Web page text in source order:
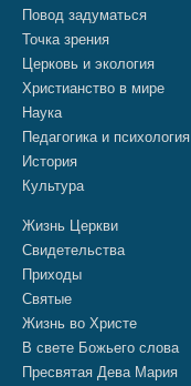
Повод задуматься
Точка зрения
Церковь и экология
Христианство в мире
Наука
Педагогика и психология
История
Культура
Жизнь Церкви
Свидетельства
Приходы
Святые
Жизнь во Христе
В свете Божьего слова
Пресвятая Дева Мария